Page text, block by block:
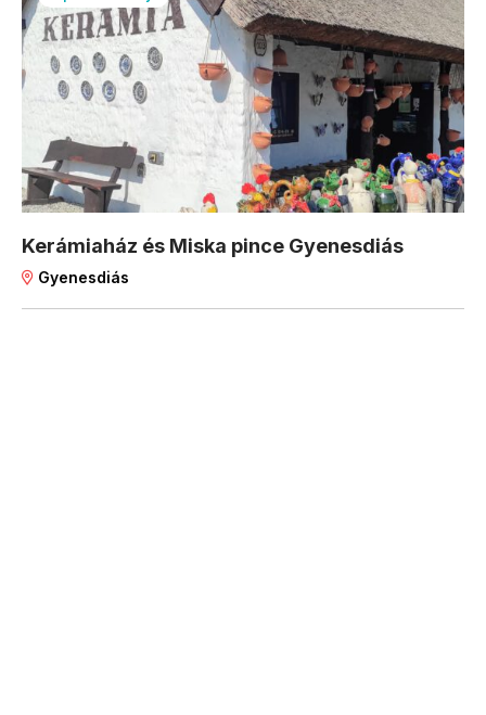
Kerámiaház és Miska pince Gyenesdiás
Gyenesdiás